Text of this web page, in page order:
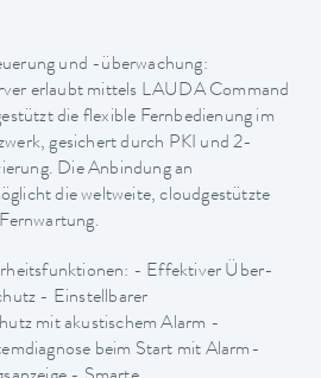
und -überwachung:
erlaubt mittels LAUDA Command
die flexible Fernbedienung im
gesichert durch PKI und 2-
Die Anbindung an
die weltweite, cloudgestützte
- Effektiver Über-
- Einstellbarer
mit akustischem Alarm -
beim Start mit Alarm-